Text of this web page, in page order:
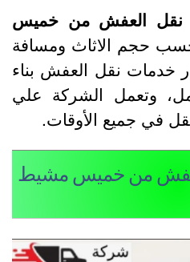
العفش من خميس
الاثاث ومسافة
نقل العفش بناء
وتعمل الشركة علي
جميع الأوقات.
من خميس مشيط